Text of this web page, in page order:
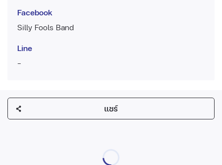
Facebook
Silly Fools Band
Line
-
แชร์